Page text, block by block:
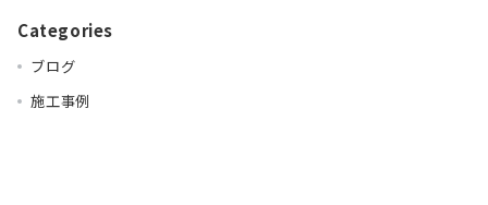
Categories
ブログ
施工事例